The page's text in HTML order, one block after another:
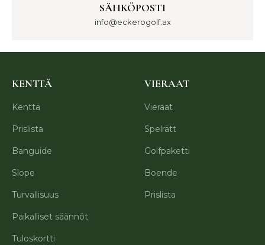
SÄHKÖPOSTI
info@eckerogolf.ax
KENTTÄ
Kenttä
Prislista
Banguide
Slope
Turvallisuus
Paikalliset säännöt
Tuloskortti
VIERAAT
Vieraat
Spelrätt
Golfpaketti
Boende
Prislista